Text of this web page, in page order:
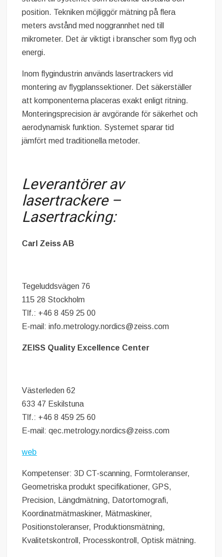
position. Tekniken möjliggör mätning på flera
meters avstånd med noggrannhet ned till
mikrometer. Det är viktigt i branscher som flyg och
energi.
Inom flygindustrin används lasertrackers vid
montering av flygplanssektioner. Det säkerställer
att komponenterna placeras exakt enligt ritning.
Monteringsprecision är avgörande för säkerhet och
aerodynamisk funktion. Systemet sparar tid
jämfört med traditionella metoder.
Leverantörer av
lasertrackere –
Lasertracking:
Carl Zeiss AB
Tegeluddsvägen 76
115 28 Stockholm
Tlf.: +46 8 459 25 00
E-mail: info.metrology.nordics@zeiss.com
ZEISS Quality Excellence Center
Västerleden 62
633 47 Eskilstuna
Tlf.: +46 8 459 25 60
E-mail: qec.metrology.nordics@zeiss.com
web
Kompetenser: 3D CT-scanning, Formtoleranser,
Geometriska produkt specifikationer, GPS,
Precision, Längdmätning, Datortomografi,
Koordinatmätmaskiner, Mätmaskiner,
Positionstoleranser, Produktionsmätning,
Kvalitetskontroll, Processkontroll, Optisk mätning.